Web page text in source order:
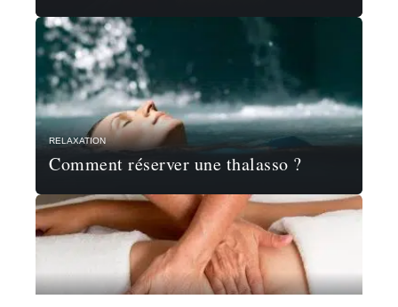
RELAXATION
Comment réserver une thalasso ?